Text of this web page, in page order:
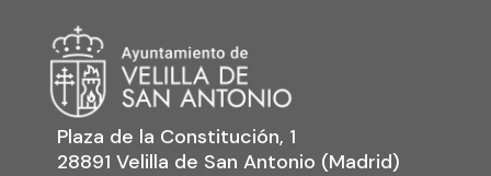
Plaza de la Constitución, 1
28891 Velilla de San Antonio (Madrid)